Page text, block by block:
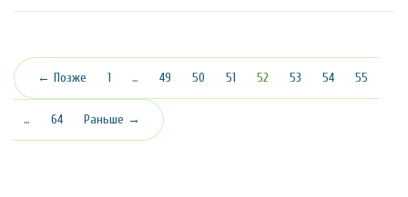
← Позже 1 … 49 50 51 52 (текущая)
53 54 55
… 64 Раньше →